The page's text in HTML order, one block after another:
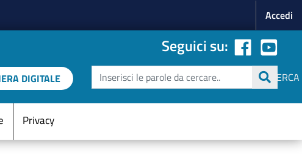
Accedi
Seguici su:
DIGITALE Cerca
CERCA
Privacy